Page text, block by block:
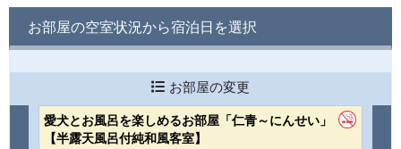
お部屋の空室状況から宿泊日を選択
お部屋の変更
愛犬とお風呂を楽しめるお部屋「仁青～にんせい」
【半露天風呂付純和風客室】